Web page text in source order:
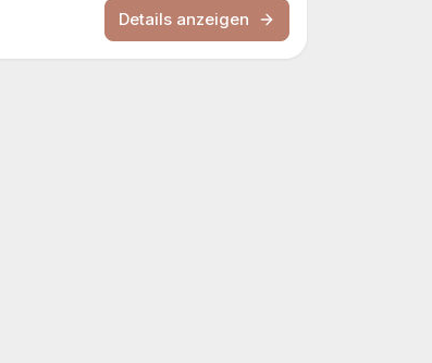
Details anzeigen